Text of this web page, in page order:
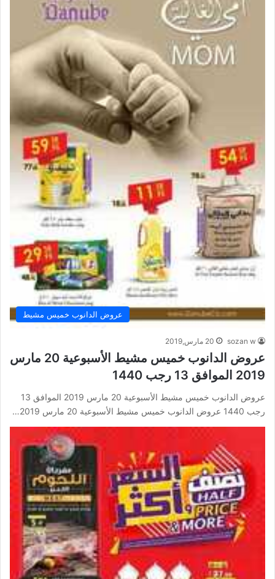
عروض الدانوب خميس مشيط
sozan w 20 مارس,2019
عروض الدانوب خميس مشيط الأسبوعية 20 مارس
2019 الموافق 13 رجب 1440
عروض الدانوب خميس مشيط الأسبوعية 20 مارس 2019 الموافق 13
رجب 1440 عروض الدانوب خميس مشيط الأسبوعية 20 مارس 2019…